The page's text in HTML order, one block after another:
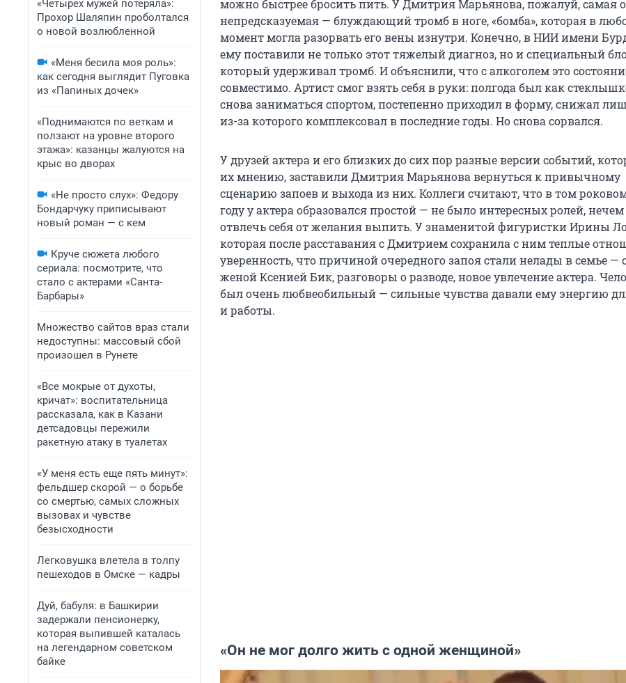
«Четырех мужей потеряла»:
Прохор Шаляпин проболтался
о новой возлюбленной
«Меня бесила моя роль»:
как сегодня выглядит Пуговка
из «Папиных дочек»
«Поднимаются по веткам и
ползают на уровне второго
этажа»: казанцы жалуются на
крыс во дворах
«Не просто слух»: Федору
Бондарчуку приписывают
новый роман — с кем
Круче сюжета любого
сериала: посмотрите, что
стало с актерами «Санта-
Барбары»
Множество сайтов враз стали
недоступны: массовый сбой
произошел в Рунете
«Все мокрые от духоты,
кричат»: воспитательница
рассказала, как в Казани
детсадовцы пережили
ракетную атаку в туалетах
«У меня есть еще пять минут»:
фельдшер скорой — о борьбе
со смертью, самых сложных
вызовах и чувстве
безысходности
Легковушка влетела в толпу
пешеходов в Омске — кадры
Дуй, бабуля: в Башкирии
задержали пенсионерку,
которая выпившей каталась
на легендарном советском
байке
можно быстрее бросить пить. У Дмитрия Марьянова, пожалуй, самая
непредсказуемая — блуждающий тромб в ноге, «бомба», которая в
момент могла разорвать его вены изнутри. Конечно, в НИИ имени
ему поставили не только этот тяжелый диагноз, но и специальный
который удерживал тромб. И объяснили, что с алкоголем это
совместимо. Артист смог взять себя в руки: полгода был как
снова заниматься спортом, постепенно приходил в форму, снижал
из-за которого комплексовал в последние годы. Но снова сорвался.
У друзей актера и его близких до сих пор разные версии событий,
их мнению, заставили Дмитрия Марьянова вернуться к привычному
сценарию запоев и выхода из них. Коллеги считают, что в том
году у актера образовался простой — не было интересных ролей,
отвлечь себя от желания выпить. У знаменитой фигуристки Ирины
которая после расставания с Дмитрием сохранила с ним теплые
уверенность, что причиной очередного запоя стали нелады в семье —
женой Ксенией Бик, разговоры о разводе, новое увлечение актера.
был очень любвеобильный — сильные чувства давали ему энергию
и работы.
«Он не мог долго жить с одной женщиной»